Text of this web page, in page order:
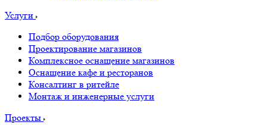
Услуги
Подбор оборудования
Проектирование магазинов
Комплексное оснащение магазинов
Оснащение кафе и ресторанов
Консалтинг в ритейле
Монтаж и инженерные услуги
Проекты